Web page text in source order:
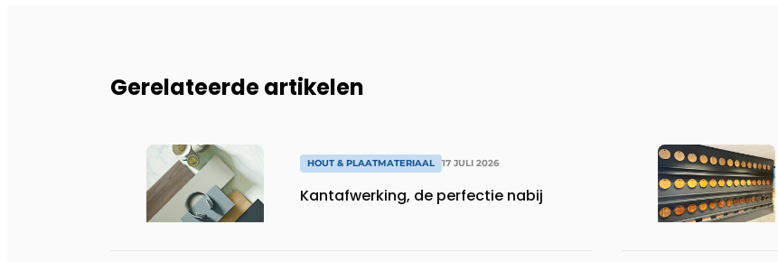
Gerelateerde artikelen
HOUT & PLAATMATERIAAL 17 JULI 2026
Kantafwerking, de perfectie nabij